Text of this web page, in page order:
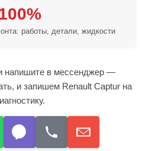
работы, детали, жидкости
напишите в мессенджер —
и запишем Renault Captur на